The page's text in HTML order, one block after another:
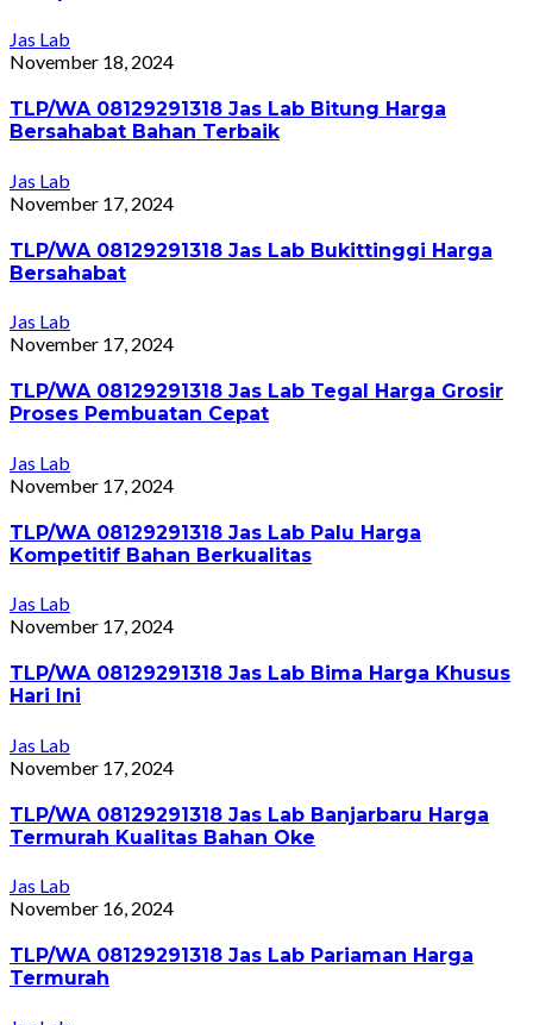
Jas Lab
November 18, 2024
TLP/WA 08129291318 Jas Lab Bitung Harga
Bersahabat Bahan Terbaik
Jas Lab
November 17, 2024
TLP/WA 08129291318 Jas Lab Bukittinggi Harga
Bersahabat
Jas Lab
November 17, 2024
TLP/WA 08129291318 Jas Lab Tegal Harga Grosir
Proses Pembuatan Cepat
Jas Lab
November 17, 2024
TLP/WA 08129291318 Jas Lab Palu Harga
Kompetitif Bahan Berkualitas
Jas Lab
November 17, 2024
TLP/WA 08129291318 Jas Lab Bima Harga Khusus
Hari Ini
Jas Lab
November 17, 2024
TLP/WA 08129291318 Jas Lab Banjarbaru Harga
Termurah Kualitas Bahan Oke
Jas Lab
November 16, 2024
TLP/WA 08129291318 Jas Lab Pariaman Harga
Termurah